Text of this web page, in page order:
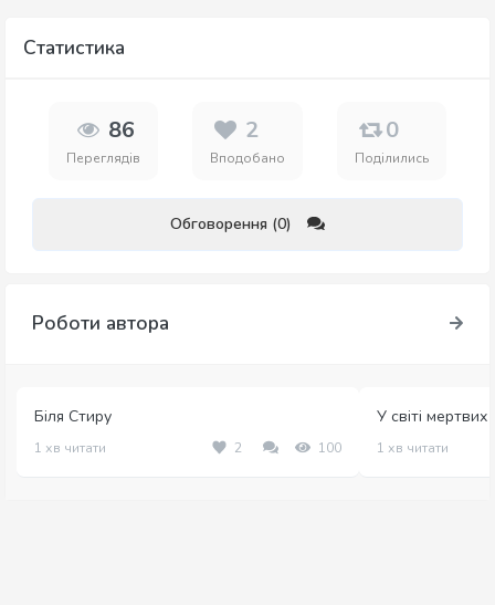
Статистика
86
Переглядів
2
Вподобано
0
Поділились
Обговорення (0)
Роботи автора
Біля Стиру
1 хв читати 2 100
У світі мертвих
1 хв читати